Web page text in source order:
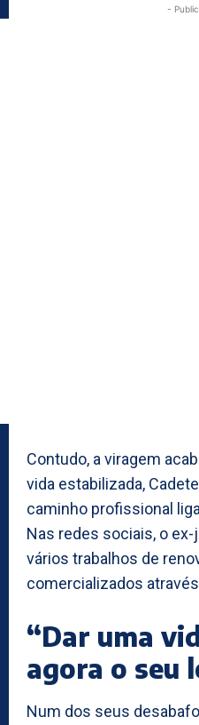
-
Contudo, a viragem
vida estabilizada,
caminho profissional
Nas redes sociais, o
vários trabalhos de
comercializados
“Dar uma
agora o seu
Num dos seus